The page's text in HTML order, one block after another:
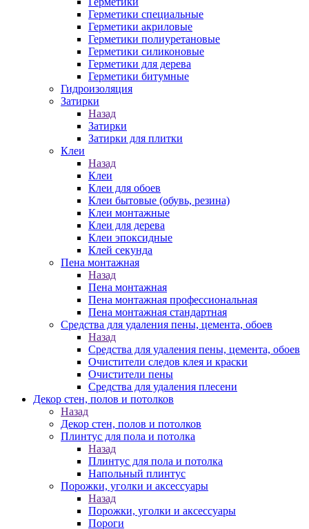
Герметики специальные
Герметики акриловые
Герметики полиуретановые
Герметики силиконовые
Герметики для дерева
Герметики битумные
Гидроизоляция
Затирки
Назад
Затирки
Затирки для плитки
Клеи
Назад
Клеи
Клеи для обоев
Клеи бытовые (обувь, резина)
Клеи монтажные
Клеи для дерева
Клеи эпоксидные
Клей секунда
Пена монтажная
Назад
Пена монтажная
Пена монтажная профессиональная
Пена монтажная стандартная
Средства для удаления пены, цемента, обоев
Назад
Средства для удаления пены, цемента, обоев
Очистители следов клея и краски
Очистители пены
Средства для удаления плесени
Декор стен, полов и потолков
Назад
Декор стен, полов и потолков
Плинтус для пола и потолка
Назад
Плинтус для пола и потолка
Напольный плинтус
Порожки, уголки и аксессуары
Назад
Порожки, уголки и аксессуары
Пороги